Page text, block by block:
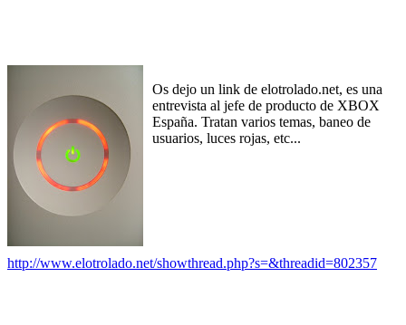
Os dejo un link de elotrolado.net, es una
entrevista al jefe de producto de XBOX
España. Tratan varios temas, baneo de
usuarios, luces rojas, etc...
http://www.elotrolado.net/showthread.php?s=&threadid=802357